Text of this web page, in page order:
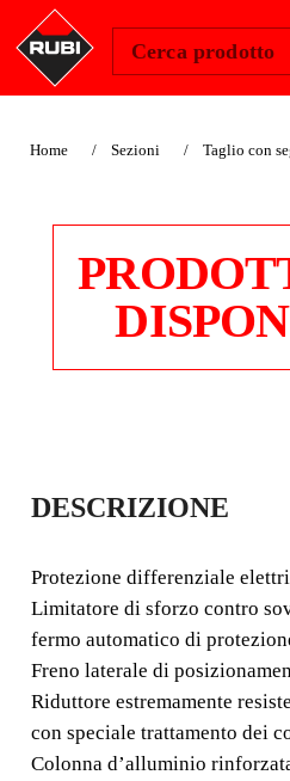
Cerca prodotto
Home Sezioni Taglio con
3000
Protezione differenziale
di sforzo contro
protezione del motore. Freno
della colonna.
DESCRIZIONE
Protezione differenziale
Limitatore di sforzo contro
fermo automatico di
Freno laterale di
Riduttore estremamente
con speciale trattamento dei
Colonna d’alluminio